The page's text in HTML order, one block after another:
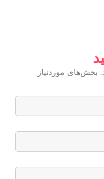
بخش‌های موردنیاز